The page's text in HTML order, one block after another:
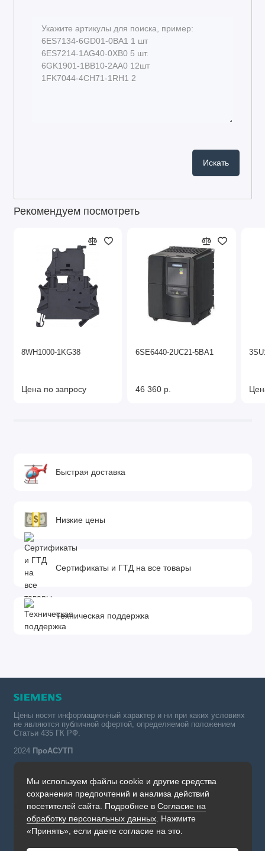
Рекомендуем посмотреть
8WH1000-1KG38
Цена по запросу
6SE6440-2UC21-5BA1
46 360 р.
Быстрая доставка
Низкие цены
Сертификаты и ГТД на все товары
Техническая поддержка
Мы используем файлы cookie и другие средства
сохранения предпочтений и анализа действий
посетителей сайта. Подробнее в Согласие на
обработку персональных данных . Нажмите
«Принять», если даете согласие на это.
Цены носят информационный характер и ни при каких условиях
не являются публичной офертой, определяемой положением
Статьи 435 ГК РФ.
2024 ПроАСУТП
Simatic в России тел.:
+7 (342) 273-82-09
Будни, с 09.00 до 19.00